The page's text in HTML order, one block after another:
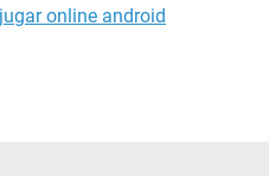
online android